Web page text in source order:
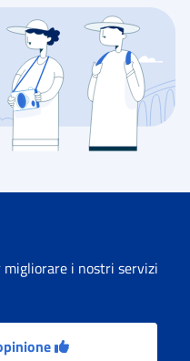
i nostri servizi